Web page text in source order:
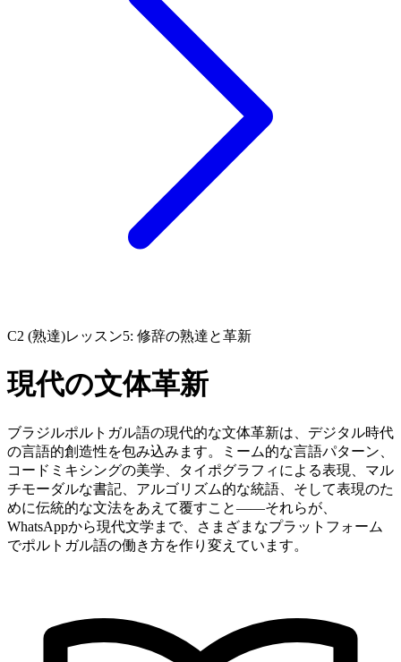
C2 (熟達)レッスン5: 修辞の熟達と革新
現代の文体革新
ブラジルポルトガル語の現代的な文体革新は、デジタル時代
の言語的創造性を包み込みます。ミーム的な言語パターン、
コードミキシングの美学、タイポグラフィによる表現、マル
チモーダルな書記、アルゴリズム的な統語、そして表現のた
めに伝統的な文法をあえて覆すこと——それらが、
WhatsAppから現代文学まで、さまざまなプラットフォーム
でポルトガル語の働き方を作り変えています。